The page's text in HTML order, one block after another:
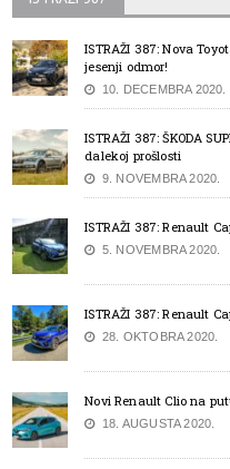
ISTRAŽI 387: Nova
jesenji odmor!
10. DECEMBRA 2020.
ISTRAŽI 387: ŠKODA
dalekoj prošlosti
9. NOVEMBRA 2020.
ISTRAŽI 387: Renault
5. NOVEMBRA 2020.
ISTRAŽI 387: Renault
28. OKTOBRA 2020.
Novi Renault Clio na
18. AUGUSTA 2020.